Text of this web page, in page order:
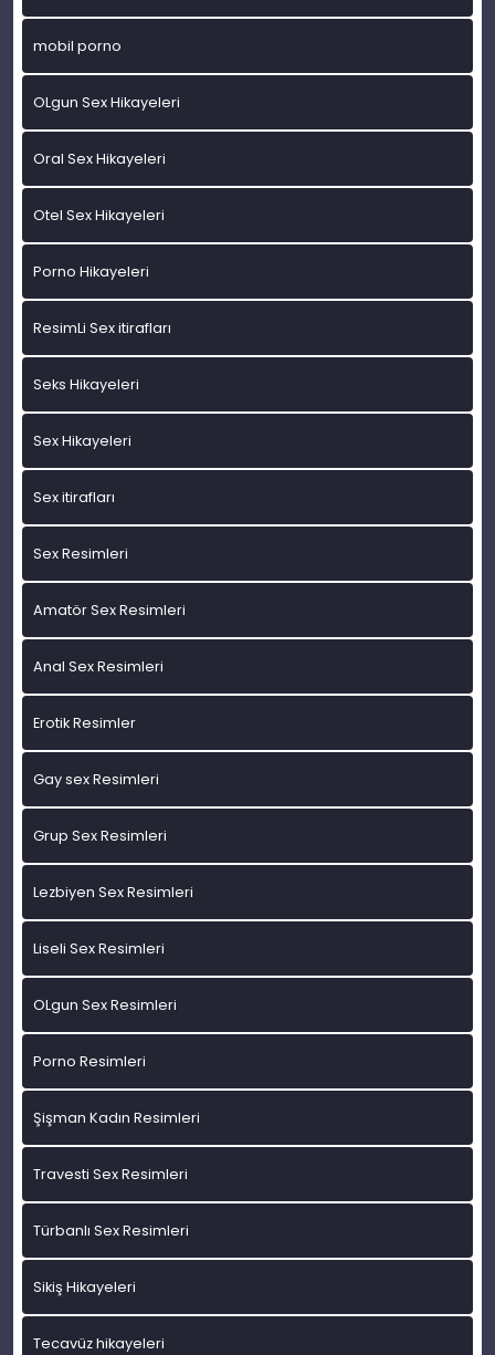
mobil porno
OLgun Sex Hikayeleri
Oral Sex Hikayeleri
Otel Sex Hikayeleri
Porno Hikayeleri
ResimLi Sex itirafları
Seks Hikayeleri
Sex Hikayeleri
Sex itirafları
Sex Resimleri
Amatör Sex Resimleri
Anal Sex Resimleri
Erotik Resimler
Gay sex Resimleri
Grup Sex Resimleri
Lezbiyen Sex Resimleri
Liseli Sex Resimleri
OLgun Sex Resimleri
Porno Resimleri
Şişman Kadın Resimleri
Travesti Sex Resimleri
Türbanlı Sex Resimleri
Sikiş Hikayeleri
Tecavüz hikayeleri